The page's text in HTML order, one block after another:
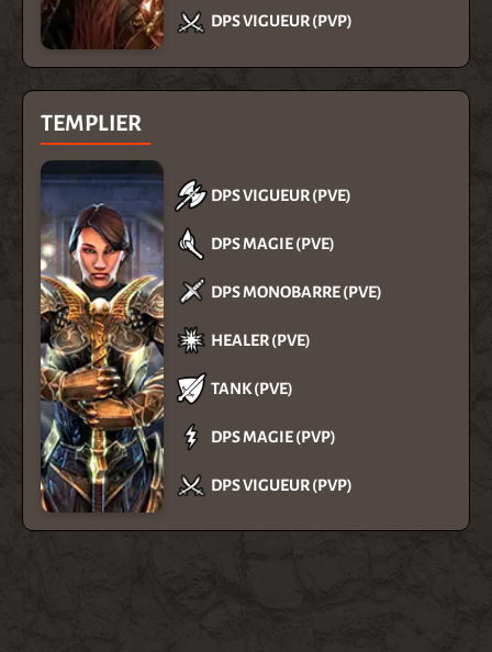
DPS VIGUEUR (PVP)
TEMPLIER
DPS VIGUEUR (PVE)
DPS MAGIE (PVE)
DPS MONOBARRE (PVE)
HEALER (PVE)
TANK (PVE)
DPS MAGIE (PVP)
DPS VIGUEUR (PVP)